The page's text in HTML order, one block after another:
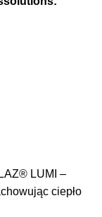
LUMI –
ciepło